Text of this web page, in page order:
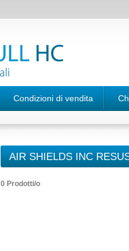
Condizioni di vendita
AIR SHIELDS INC
0 Prodotti/o